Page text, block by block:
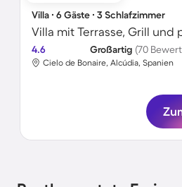
Villa ∙ 6 Gäste ∙ 3 Schlafzimmer
Villa mit Terrasse, Grill und
4.6 Großartig (70
Cielo de Bonaire, Alcúdia, Spanien